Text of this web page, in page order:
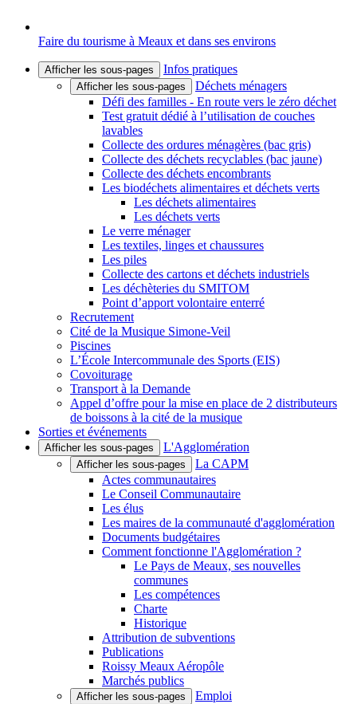
Faire du tourisme à Meaux et dans ses environs
Afficher les sous-pages Infos pratiques
Afficher les sous-pages
Déchets ménagers
Défi des familles - En route vers le zéro déchet
Test gratuit dédié à l’utilisation de couches
lavables
Collecte des ordures ménagères (bac gris)
Collecte des déchets recyclables (bac jaune)
Collecte des déchets encombrants
Les biodéchets alimentaires et déchets verts
Les déchets alimentaires
Les déchets verts
Le verre ménager
Les textiles, linges et chaussures
Les piles
Collecte des cartons et déchets industriels
Les déchèteries du SMITOM
Point d’apport volontaire enterré
Recrutement
Cité de la Musique Simone-Veil
Piscines
L’École Intercommunale des Sports (EIS)
Covoiturage
Transport à la Demande
Appel d’offre pour la mise en place de 2 distributeurs
de boissons à la cité de la musique
Sorties et événements
Afficher les sous-pages L'Agglomération
Afficher les sous-pages
La CAPM
Actes communautaires
Le Conseil Communautaire
Les élus
Les maires de la communauté d'agglomération
Documents budgétaires
Comment fonctionne l'Agglomération ?
Le Pays de Meaux, ses nouvelles
communes
Les compétences
Charte
Historique
Attribution de subventions
Publications
Roissy Meaux Aéropôle
Marchés publics
Afficher les sous-pages
Emploi